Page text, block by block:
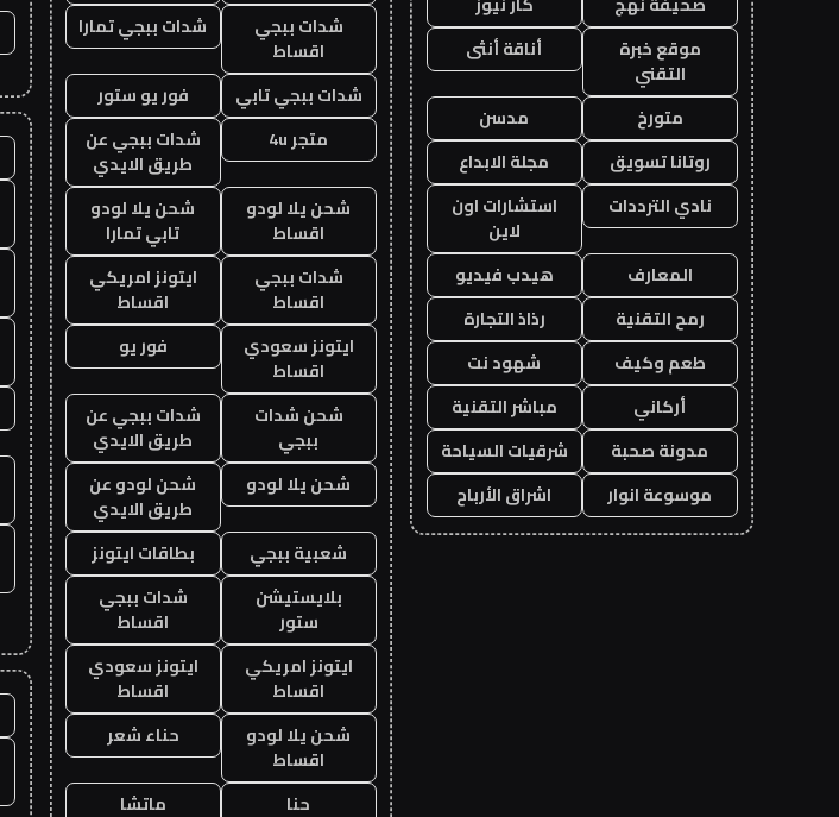
موقع خبرة
التقني
أناقة أنثى
متورخ
مدسن
روتانا تسويق
مجلة الابداع
نادي الترددات
استشارات اون
لاين
المعارف
هيدب فيديو
رمح التقنية
رذاذ التجارة
طعم وكيف
شهود نت
أركاني
مباشر التقنية
مدونة صحبة
شرقيات السياحة
موسوعة انوار
اشراق الأرباح
شدات ببجي
اقساط
شدات ببجي تمارا
شدات ببجي تابي
فور يو ستور
متجر 4u
شدات ببجي عن
طريق الايدي
شحن يلا لودو
اقساط
شحن يلا لودو
تابي تمارا
شدات ببجي
اقساط
ايتونز امريكي
اقساط
ايتونز سعودي
اقساط
فور يو
شحن شدات
ببجي
شدات ببجي عن
طريق الايدي
شحن يلا لودو
شحن لودو عن
طريق الايدي
شعبية ببجي
بطاقات ايتونز
بلايستيشن
ستور
شدات ببجي
اقساط
ايتونز امريكي
اقساط
ايتونز سعودي
اقساط
شحن يلا لودو
اقساط
حناء شعر
حنا ماتشا